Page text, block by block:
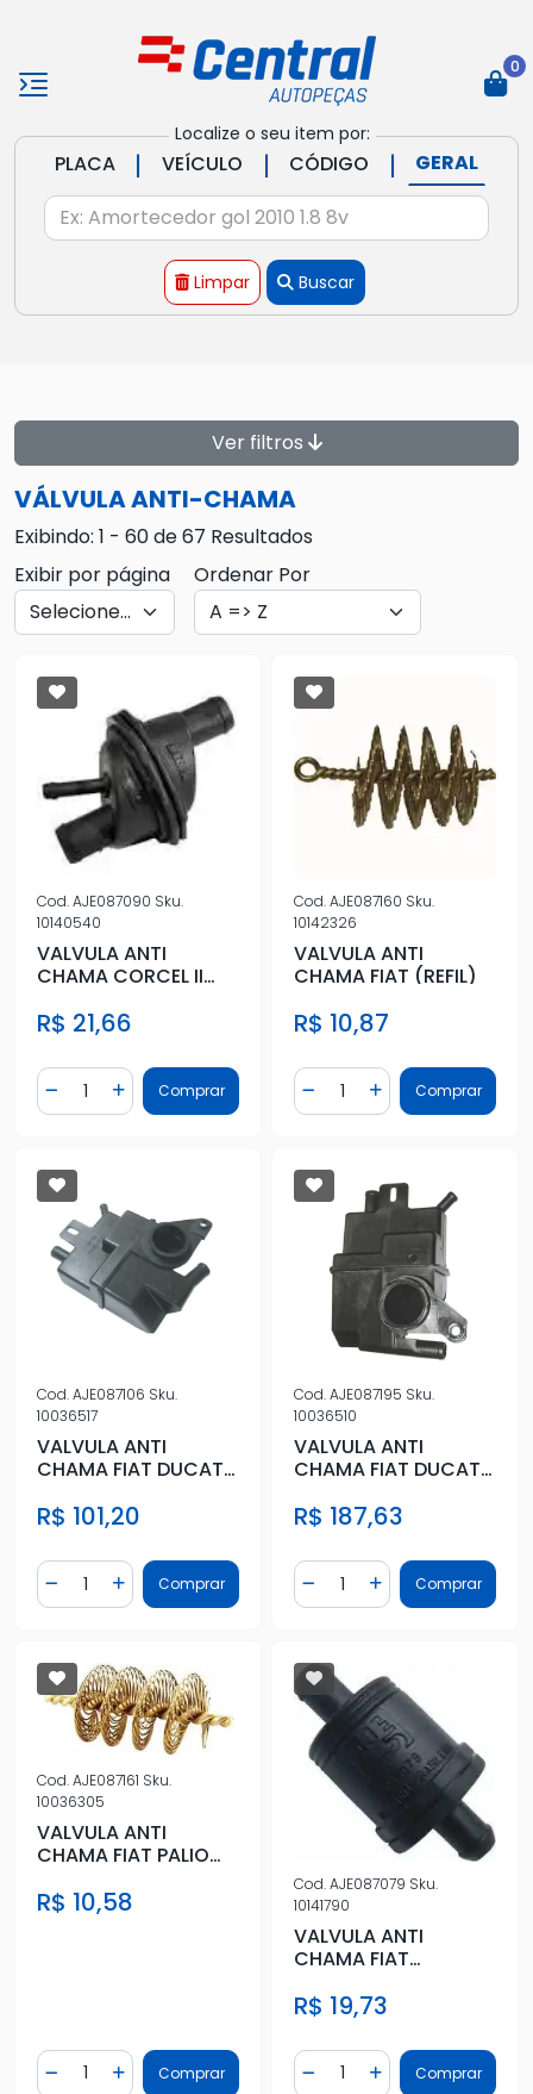
Localize o seu item por:
PLACA | VEÍCULO | CÓDIGO | GERAL
Limpar Buscar
0
Ver filtros
VÁLVULA ANTI-CHAMA
Exibindo: 1 - 60 de 67 Resultados
Exibir por página
Ordenar Por
Cod.AJE087090 Sku.
10140540
VALVULA ANTI
CHAMA CORCEL II
R$ 21,66
Diminuir Quantidade
Quantidade
Adicionar Quantidade
Comprar
Cod.AJE087160 Sku.
10142326
VALVULA ANTI
CHAMA FIAT (REFIL)
R$ 10,87
Diminuir Quantidade
Quantidade
AdicionarComprar
Cod.AJE087106 Sku.
10036517
VALVULA ANTI
CHAMA FIAT DUCATO
R$ 101,20
Diminuir Quantidade
Quantidade
Adicionar Quantidade
Comprar
Cod.AJE087195 Sku.
10036510
VALVULA ANTI
CHAMA FIAT DUCATO
R$ 187,63
Diminuir Quantidade
Quantidade
AdicionarComprar
Cod.AJE087161 Sku.
10036305
VALVULA ANTI
CHAMA FIAT PALIO
R$ 10,58
Diminuir Quantidade
Quantidade
Adicionar Quantidade
Comprar
Cod.AJE087079 Sku.
10141790
VALVULA ANTI
CHAMA FIAT
R$ 19,73
Diminuir Quantidade
Quantidade
AdicionarComprar